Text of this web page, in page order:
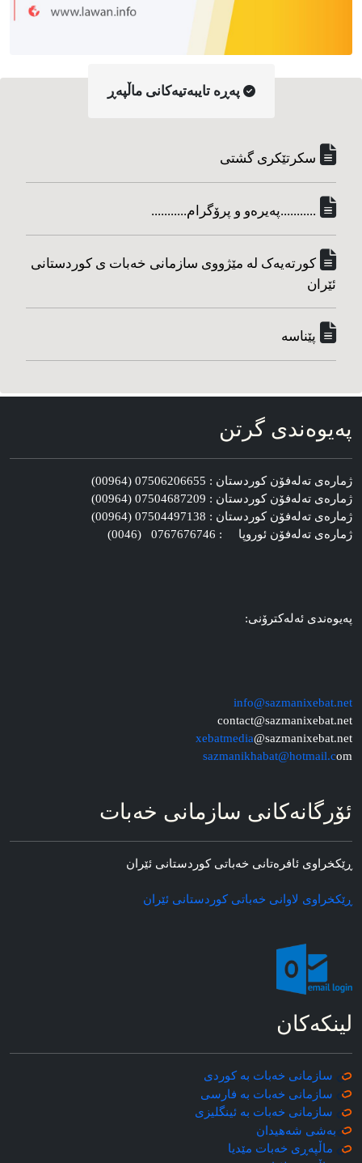
په‌ڕه‌ تایبه‌تیه‌کانی ماڵپه‌ڕ
سکرتێکری گشتی
...........په‌یره‌و و پرۆگرام...........
کورته‌یه‌ک له مێژووی سازمانی خه‌بات ی کوردستانی
ئێران
پێناسه‌
په‌یوه‌ندی گرتن
ژماره‌ی ته‌له‌فۆن کوردستان : 07506206655 (00964)
ژماره‌ی ته‌له‌فۆن کوردستان : 07504687209 (00964)
ژماره‌ی ته‌له‌فۆن کوردستان : 07504497138 (00964)
ژماره‌ی ته‌له‌فۆن ئوروپا : 0767676746 (0046)
په‌یوه‌ندی ئه‌له‌کترۆنی:
info@sazmanixebat.net
contact@sazmanixebat.net
xebatmedia@sazmanixebat.net
sazmanikhabat@hotmail.com
ئۆرگانه‌کانی سازمانی خه‌بات
ڕێکخراوی ئافره‌تانی خه‌باتی کوردستانی ئێران
ڕێکخراوی لاوانی خه‌باتی کوردستانی ئێران
لینکه‌کان
سازمانی خه‌بات به کوردی
سازمانی خه‌بات به فارسی
سازمانی خه‌بات به ئینگلیزی
به‌شی شه‌هیدان
ماڵپه‌ڕی خه‌بات مێدیا